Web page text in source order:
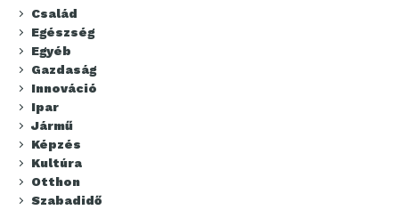
Család
Egészség
Egyéb
Gazdaság
Innováció
Ipar
Jármű
Képzés
Kultúra
Otthon
Szabadidő